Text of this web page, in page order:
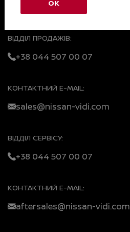
ВІДДІЛ ПРОДАЖІВ:
+38 044 507 00 07
КОНТАКТНИЙ E-MAIL:
sales@nissan-vidi.com
ВІДДІЛ СЕРВІСУ:
+38 044 507 00 07
КОНТАКТНИЙ E-MAIL:
aftersales@nissan-vidi.com
ОК